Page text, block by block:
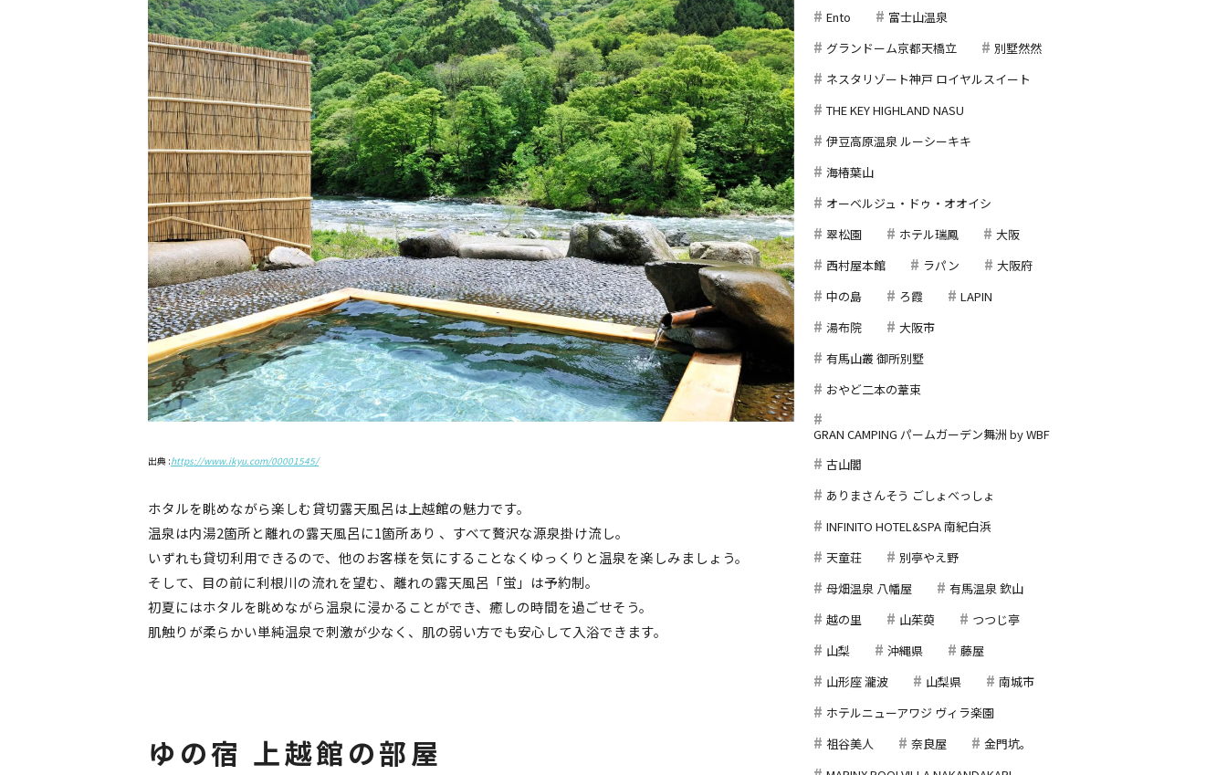
出典 :https://www.ikyu.com/00001545/
ホタルを眺めながら楽しむ貸切露天風呂は上越館の魅力です。
温泉は内湯2箇所と離れの露天風呂に1箇所あり 、すべて贅沢な源泉掛け流し。
いずれも貸切利用できるので、他のお客様を気にすることなくゆっくりと温泉を楽しみましょう。
そして、目の前に利根川の流れを望む、離れの露天風呂「蛍」は予約制。
初夏にはホタルを眺めながら温泉に浸かることができ、癒しの時間を過ごせそう。
肌触りが柔らかい単純温泉で刺激が少なく、肌の弱い方でも安心して入浴できます。
ゆの宿 上越館の部屋
Ento
富士山温泉
グランドーム京都天橋立
別墅然然
ネスタリゾート神戸 ロイヤルスイート
THE KEY HIGHLAND NASU
伊豆高原温泉 ルーシーキキ
海椿葉山
オーベルジュ・ドゥ・オオイシ
翠松園
ホテル瑞鳳
大阪
西村屋本館
ラパン
大阪府
中の島
ろ霞
LAPIN
湯布院
大阪市
有馬山叢 御所別墅
おやど二本の葦束
GRAN CAMPING パームガーデン舞洲 by WBF
古山閣
ありまさんそう ごしょべっしょ
INFINITO HOTEL&SPA 南紀白浜
天童荘
別亭やえ野
母畑温泉 八幡屋
有馬温泉 欽山
越の里
山茱萸
つつじ亭
山梨
沖縄県
藤屋
山形座 瀧波
山梨県
南城市
ホテルニューアワジ ヴィラ楽園
祖谷美人
奈良屋
金門坑。